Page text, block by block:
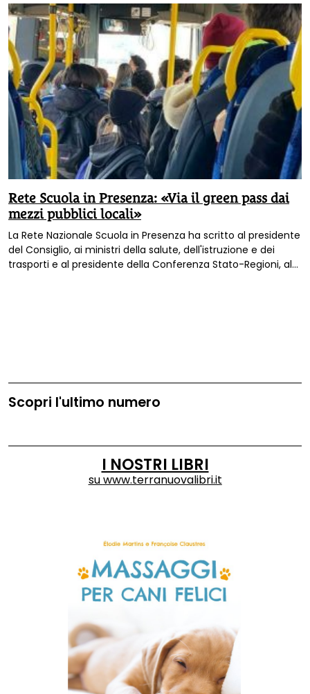
Rete Scuola in Presenza: «Via il green pass dai
mezzi pubblici locali»
La Rete Nazionale Scuola in Presenza ha scritto al presidente
del Consiglio, ai ministri della salute, dell'istruzione e dei
trasporti e al presidente della Conferenza Stato-Regioni, al
Scopri l'ultimo numero
I NOSTRI LIBRI
suwww.terranuovalibri.it